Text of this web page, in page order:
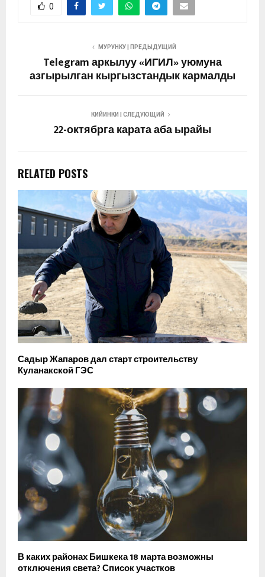
0
МУРУНКУ | ПРЕДЫДУЩИЙ
Telegram аркылуу «ИГИЛ» уюмуна
азгырылган кыргызстандык кармалды
КИЙИНКИ | СЛЕДУЮЩИЙ
22-октябрга карата аба ырайы
RELATED POSTS
Садыр Жапаров дал старт строительству
Куланакской ГЭС
В каких районах Бишкека 18 марта возможны
отключения света? Список участков